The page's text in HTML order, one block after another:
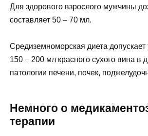
Для здорового взрослого мужчины
составляет 50 – 70 мл.
Средиземноморская диета допускает
150 – 200 мл красного сухого вина в
патологии печени, почек,
Немного о
терапии